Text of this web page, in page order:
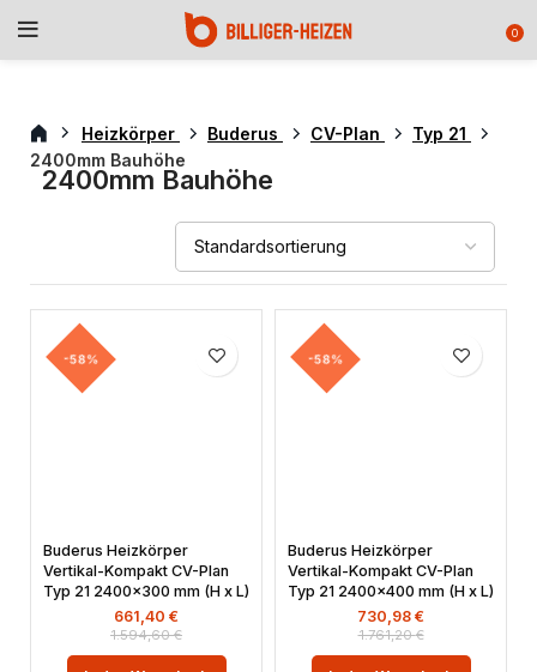
0
Heizkörper Buderus CV-Plan
Typ 21
2400mm Bauhöhe
2400mm Bauhöhe
-58%
Buderus Heizkörper
Vertikal-Kompakt CV-Plan
Typ 21 2400×300 mm (H x L)
1.594,60€
661,40 €
-58%
Buderus Heizkörper
Vertikal-Kompakt CV-Plan
Typ 21 2400×400 mm (H x L)
1.761,20€
730,98 €